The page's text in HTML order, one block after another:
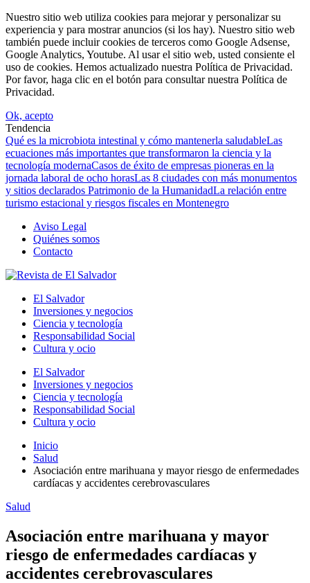
Nuestro sitio web utiliza cookies para mejorar y personalizar su
experiencia y para mostrar anuncios (si los hay). Nuestro sitio web
también puede incluir cookies de terceros como Google Adsense,
Google Analytics, Youtube. Al usar el sitio web, usted consiente el
uso de cookies. Hemos actualizado nuestra Política de Privacidad.
Por favor, haga clic en el botón para consultar nuestra Política de
Privacidad.
Ok, acepto
Tendencia
Qué es la microbiota intestinal y cómo mantenerla saludableLas
ecuaciones más importantes que transformaron la ciencia y la
tecnología modernaCasos de éxito de empresas pioneras en la
jornada laboral de ocho horasLas 8 ciudades con más monumentos
y sitios declarados Patrimonio de la HumanidadLa relación entre
turismo estacional y riesgos fiscales en Montenegro
Aviso Legal
Quiénes somos
Contacto
El Salvador
Inversiones y negocios
Ciencia y tecnología
Responsabilidad Social
Cultura y ocio
El Salvador
Inversiones y negocios
Ciencia y tecnología
Responsabilidad Social
Cultura y ocio
Inicio
Salud
Asociación entre marihuana y mayor riesgo de enfermedades
cardíacas y accidentes cerebrovasculares
Salud
Asociación entre marihuana y mayor
riesgo de enfermedades cardíacas y
accidentes cerebrovasculares